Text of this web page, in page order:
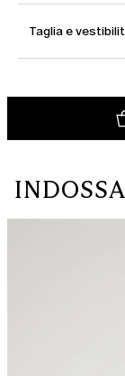
Taglia e